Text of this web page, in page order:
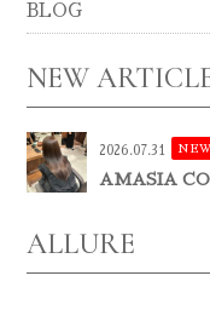
BLOG
NEW
2026.07.31 NEW
AMASIA
ALLURE